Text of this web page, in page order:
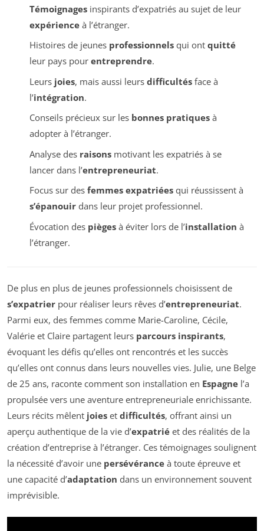
Témoignagesinspirants d’expatriés au sujet de leur
expérienceà l’étranger.
Histoires de jeunes professionnelsqui ont quitté
leur pays pour entreprendre.
Leurs joies, mais aussi leurs difficultésface à
l’intégration.
Conseils précieux sur les bonnes pratiquesà
adopter à l’étranger.
Analyse des raisonsmotivant les expatriés à se
lancer dans l’entrepreneuriat.
Focus sur des femmes expatriéesqui réussissent à
s’épanouirdans leur projet professionnel.
Évocation des piègesà éviter lors de l’installation à
l’étranger.
De plus en plus de jeunes professionnels choisissent de
s’expatrier pour réaliser leurs rêves d’entrepreneuriat.
Parmi eux, des femmes comme Marie-Caroline, Cécile,
Valérie et Claire partagent leurs parcours inspirants,
évoquant les défis qu’elles ont rencontrés et les succès
qu’elles ont connus dans leurs nouvelles vies. Julie, une Belge
de 25 ans, raconte comment son installation en Espagne l’a
propulsée vers une aventure entrepreneuriale enrichissante.
Leurs récits mêlent joies et difficultés, offrant ainsi un
aperçu authentique de la vie d’expatrié et des réalités de la
création d’entreprise à l’étranger. Ces témoignages soulignent
la nécessité d’avoir une persévérance à toute épreuve et
une capacité d’adaptation dans un environnement souvent
imprévisible.